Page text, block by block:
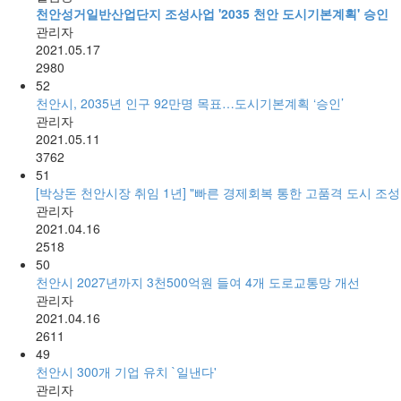
천안성거일반산업단지 조성사업 '2035 천안 도시기본계획' 승인
관리자
2021.05.17
2980
52
천안시, 2035년 인구 92만명 목표…도시기본계획 ‘승인’
관리자
2021.05.11
3762
51
[박상돈 천안시장 취임 1년] "빠른 경제회복 통한 고품격 도시 조
관리자
2021.04.16
2518
50
천안시 2027년까지 3천500억원 들여 4개 도로교통망 개선
관리자
2021.04.16
2611
49
천안시 300개 기업 유치 `일낸다'
관리자